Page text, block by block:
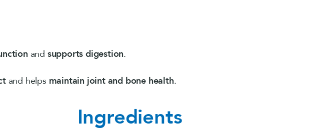
and supports digestion.
and helps maintain joint and bone health.
Ingredients